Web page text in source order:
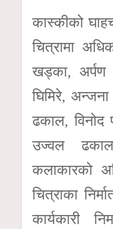
कास्कीको
चित्रामा
खड्का, अर्पण
घिमिरे,
ढकाल, विनोद
उज्वल
कलाकारको
चित्राका
कार्यकारी